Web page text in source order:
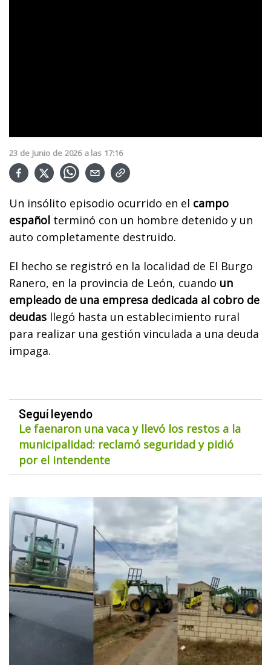
23 de Junio de 2026 a las 17:16
Un insólito episodio ocurrido en el campo
español terminó con un hombre detenido y un
auto completamente destruido.
El hecho se registró en la localidad de El Burgo
Ranero, en la provincia de León, cuando un
empleado de una empresa dedicada al cobro de
deudas llegó hasta un establecimiento rural
para realizar una gestión vinculada a una deuda
impaga.
Seguí leyendo
Le faenaron una vaca y llevó los restos a la
municipalidad: reclamó seguridad y pidió
por el intendente